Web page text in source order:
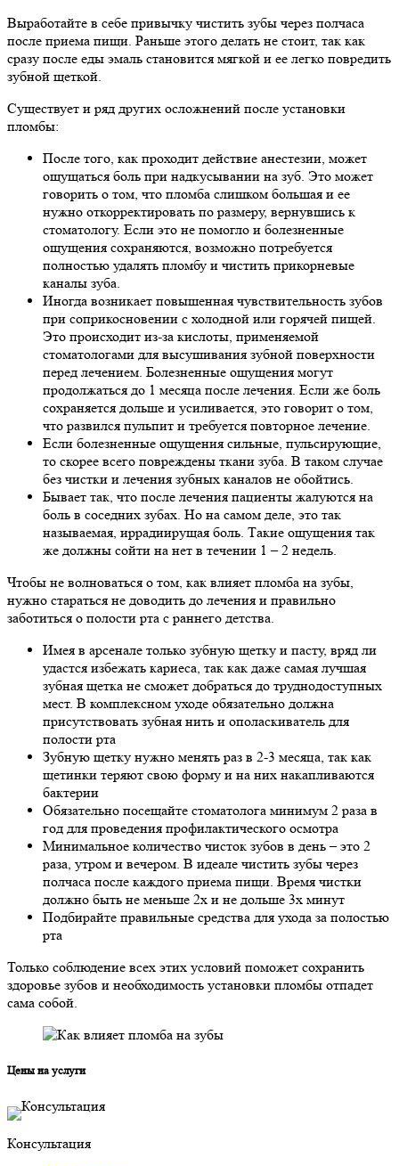
Выработайте в себе привычку чистить зубы через полчаса
после приема пищи. Раньше этого делать не стоит, так как
сразу после еды эмаль становится мягкой и ее легко повредить
зубной щеткой.
Существует и ряд других осложнений после установки
пломбы:
После того, как проходит действие анестезии, может
ощущаться боль при надкусывании на зуб. Это может
говорить о том, что пломба слишком большая и ее
нужно откорректировать по размеру, вернувшись к
стоматологу. Если это не помогло и болезненные
ощущения сохраняются, возможно потребуется
полностью удалять пломбу и чистить прикорневые
каналы зуба.
Иногда возникает повышенная чувствительность зубов
при соприкосновении с холодной или горячей пищей.
Это происходит из-за кислоты, применяемой
стоматологами для высушивания зубной поверхности
перед лечением. Болезненные ощущения могут
продолжаться до 1 месяца после лечения. Если же боль
сохраняется дольше и усиливается, это говорит о том,
что развился пульпит и требуется повторное лечение.
Если болезненные ощущения сильные, пульсирующие,
то скорее всего повреждены ткани зуба. В таком случае
без чистки и лечения зубных каналов не обойтись.
Бывает так, что после лечения пациенты жалуются на
боль в соседних зубах. Но на самом деле, это так
называемая, иррадиирущая боль. Такие ощущения так
же должны сойти на нет в течении 1 – 2 недель.
Чтобы не волноваться о том, как влияет пломба на зубы,
нужно стараться не доводить до лечения и правильно
заботиться о полости рта с раннего детства.
Имея в арсенале только зубную щетку и пасту, вряд ли
удастся избежать кариеса, так как даже самая лучшая
зубная щетка не сможет добраться до труднодоступных
мест. В комплексном уходе обязательно должна
присутствовать зубная нить и ополаскиватель для
полости рта
Зубную щетку нужно менять раз в 2-3 месяца, так как
щетинки теряют свою форму и на них накапливаются
бактерии
Обязательно посещайте стоматолога минимум 2 раза в
год для проведения профилактического осмотра
Минимальное количество чисток зубов в день – это 2
раза, утром и вечером. В идеале чистить зубы через
полчаса после каждого приема пищи. Время чистки
должно быть не меньше 2х и не дольше 3х минут
Подбирайте правильные средства для ухода за полостью
рта
Только соблюдение всех этих условий поможет сохранить
здоровье зубов и необходимость установки пломбы отпадет
сама собой.
Цены на услуги
Консультация